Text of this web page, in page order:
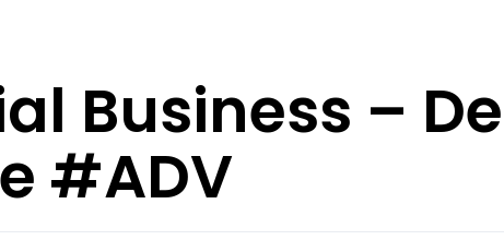
Business – De
#ADV